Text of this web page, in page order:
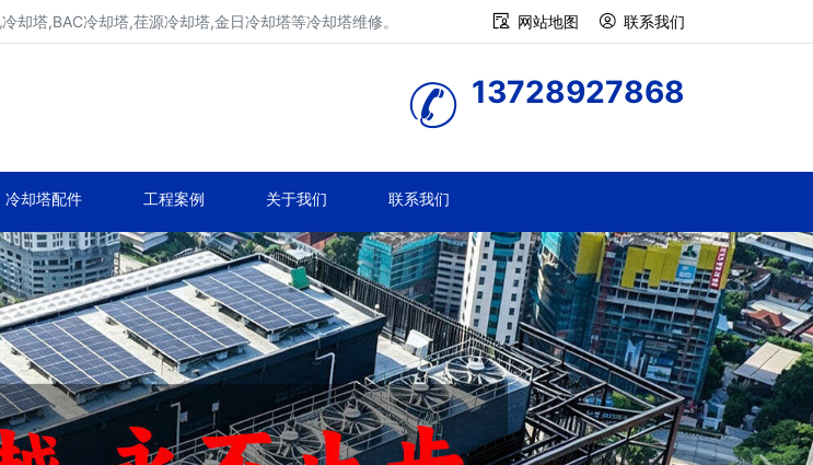
塔,BAC冷却塔,荏源冷却塔,金日冷却塔等冷却塔维修。 网站地图 联系我们
13728927868
冷却塔配件 工程案例 关于我们 联系我们